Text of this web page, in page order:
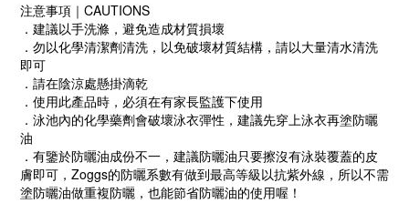
注意事項｜CAUTIONS
．建議以手洗滌，避免造成材質損壞
．勿以化學清潔劑清洗，以免破壞材質結構，請以大量清水清洗
即可
．請在陰涼處懸掛滴乾
．使用此產品時，必須在有家長監護下使用
．泳池內的化學藥劑會破壞泳衣彈性，建議先穿上泳衣再塗防曬
油
．有鑒於防曬油成份不一，建議防曬油只要擦沒有泳裝覆蓋的皮
膚即可，Zoggs的防曬系數有做到最高等級以抗紫外線，所以不需
塗防曬油做重複防曬，也能節省防曬油的使用喔！